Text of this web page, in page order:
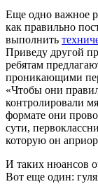
Еще одно важное
как правильно
выполнить
Приведу другой
ребятам
проникающими
«Чтобы они
контролировали
формате они
сути,
которую он
И таких нюансов
Вот еще один: